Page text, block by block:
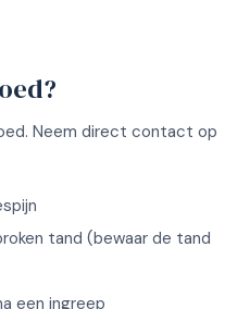
Neem direct contact op
tand (bewaar de tand
een ingreep